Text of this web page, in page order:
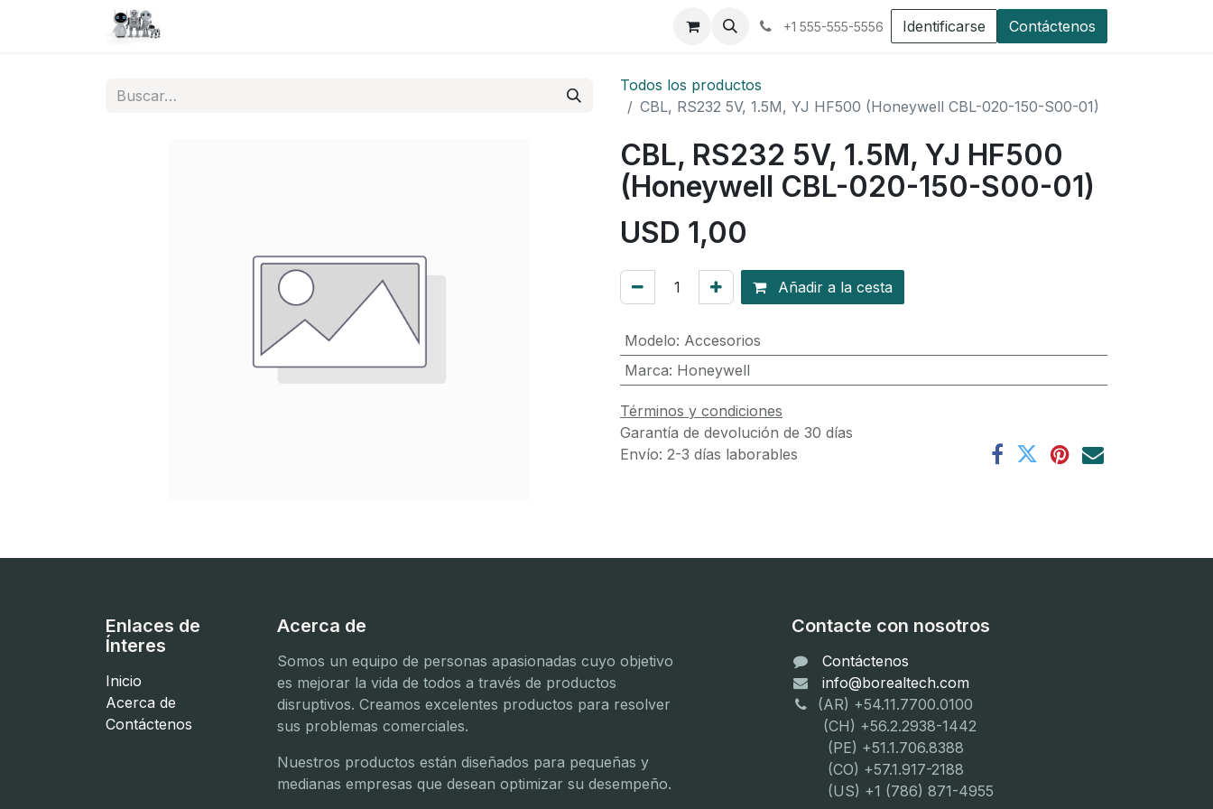
Planilla +1 555-555-5556 Identificarse Contáctenos
Todos los productos
CBL, RS232 5V, 1.5M, YJ HF500 (Honeywell CBL-020-150-S00-01)
CBL, RS232 5V, 1.5M, YJ HF500
(Honeywell CBL-020-150-S00-01)
USD 1,00
Añadir a la cesta
Modelo: Accesorios
Marca: Honeywell
Términos y condiciones
Garantía de devolución de 30 días
Envío: 2-3 días laborables
Enlaces de
Ínteres
Inicio
Acerca de
Contáctenos
Acerca de
Somos un equipo de personas apasionadas cuyo objetivo
es mejorar la vida de todos a través de productos
disruptivos. Creamos excelentes productos para resolver
sus problemas comerciales.
Nuestros productos están diseñados para pequeñas y
medianas empresas que desean optimizar su desempeño.
Contacte con nosotros
Contáctenos
info@borealtech.com
(AR) +54.11.7700.0100
(CH) +56.2.2938-1442
(PE) +51.1.706.8388
(CO) +57.1.917-2188
(US) +1 (786) 871-4955